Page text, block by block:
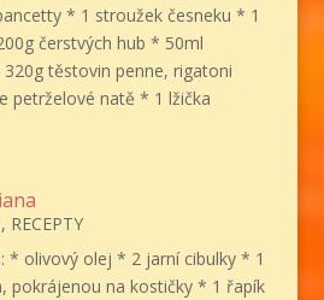
* 1 stroužek česneku * 1
čerstvých hub * 50ml
těstovin penne, rigatoni
petrželové natě * 1 lžička
, RECEPTY
* olivový olej * 2 jarní cibulky * 1
pokrájenou na kostičky * 1 řapík